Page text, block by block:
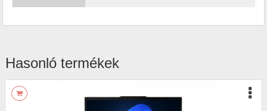
Hasonló termékek